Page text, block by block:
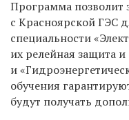
Программа позволит
с Красноярской ГЭС
специальности
их релейная защита и
и
обучения
будут получать